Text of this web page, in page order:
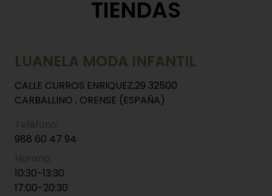
TIENDAS
LUANELA MODA INFANTIL
CALLE CURROS ENRIQUEZ,29 32500
CARBALLINO , ORENSE (ESPAÑA)
Teléfono:
988 60 47 94
Horario:
10:30-13:30
17:00-20:30